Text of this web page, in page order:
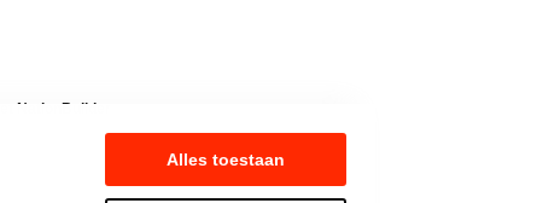
Alles toestaan
NationBuilder